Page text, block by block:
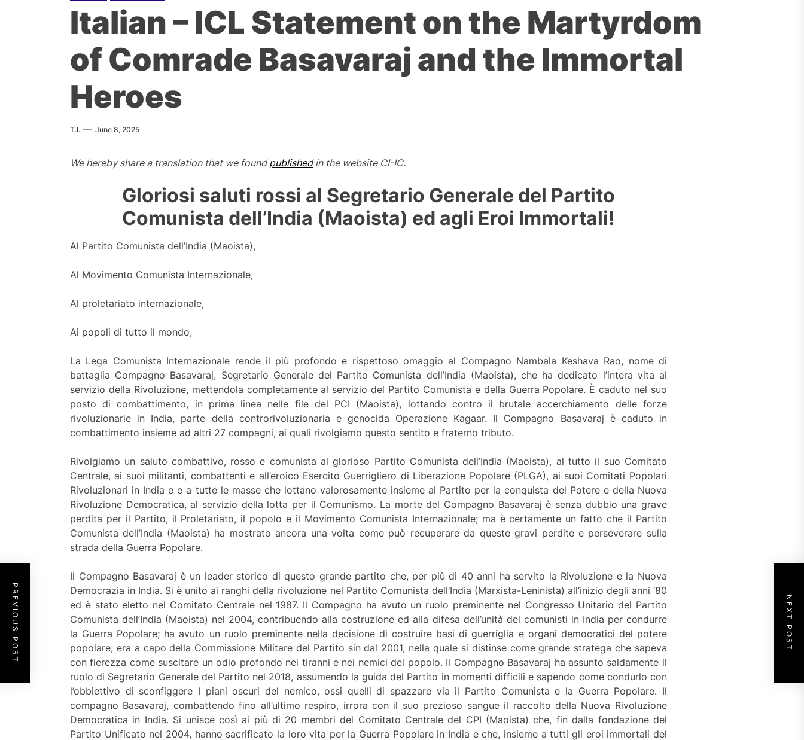
Italian – ICL Statement on the Martyrdom
of Comrade Basavaraj and the Immortal
Heroes
T.I. June 8, 2025
We hereby share a translation that we foundpublishedin the website CI-IC.
Gloriosi saluti rossi al Segretario Generale del Partito
Comunista dell’India (Maoista) ed agli Eroi Immortali!
Al Partito Comunista dell’India (Maoista),
Al Movimento Comunista Internazionale,
Al proletariato internazionale,
Ai popoli di tutto il mondo,
La Lega Comunista Internazionale rende il più profondo e rispettoso omaggio al Compagno Nambala Keshava Rao, nome di
battaglia Compagno Basavaraj, Segretario Generale del Partito Comunista dell’India (Maoista), che ha dedicato l’intera vita al
servizio della Rivoluzione, mettendola completamente al servizio del Partito Comunista e della Guerra Popolare. È caduto nel suo
posto di combattimento, in prima linea nelle file del PCI (Maoista), lottando contro il brutale accerchiamento delle forze
rivoluzionarie in India, parte della controrivoluzionaria e genocida Operazione Kagaar. Il Compagno Basavaraj è caduto in
combattimento insieme ad altri 27 compagni, ai quali rivolgiamo questo sentito e fraterno tributo.
Rivolgiamo un saluto combattivo, rosso e comunista al glorioso Partito Comunista dell’India (Maoista), al tutto il suo Comitato
Centrale, ai suoi militanti, combattenti e all’eroico Esercito Guerrigliero di Liberazione Popolare (PLGA), ai suoi Comitati Popolari
Rivoluzionari in India e e a tutte le masse che lottano valorosamente insieme al Partito per la conquista del Potere e della Nuova
Rivoluzione Democratica, al servizio della lotta per il Comunismo. La morte del Compagno Basavaraj è senza dubbio una grave
perdita per il Partito, il Proletariato, il popolo e il Movimento Comunista Internazionale; ma è certamente un fatto che il Partito
Comunista dell’India (Maoista) ha mostrato ancora una volta come può recuperare da queste gravi perdite e perseverare sulla
strada della Guerra Popolare.
Il Compagno Basavaraj è un leader storico di questo grande partito che, per più di 40 anni ha servito la Rivoluzione e la Nuova
Democrazia in India. Si è unito ai ranghi della rivoluzione nel Partito Comunista dell’India (Marxista-Leninista) all’inizio degli anni ‘80
ed è stato eletto nel Comitato Centrale nel 1987. Il Compagno ha avuto un ruolo preminente nel Congresso Unitario del Partito
Comunista dell’India (Maoista) nel 2004, contribuendo alla costruzione ed alla difesa dell’unità dei comunisti in India per condurre
la Guerra Popolare; ha avuto un ruolo preminente nella decisione di costruire basi di guerriglia e organi democratici del potere
popolare; era a capo della Commissione Militare del Partito sin dal 2001, nella quale si distinse come grande stratega che sapeva
con fierezza come suscitare un odio profondo nei tiranni e nei nemici del popolo. Il Compagno Basavaraj ha assunto saldamente il
ruolo di Segretario Generale del Partito nel 2018, assumendo la guida del Partito in momenti difficili e sapendo come condurlo con
l’obbiettivo di sconfiggere I piani oscuri del nemico, ossi quelli di spazzare via il Partito Comunista e la Guerra Popolare. Il
compagno Basavaraj, combattendo fino all’ultimo respiro, irrora con il suo prezioso sangue il raccolto della Nuova Rivoluzione
Democratica in India. Si unisce così ai più di 20 membri del Comitato Centrale del CPI (Maoista) che, fin dalla fondazione del
Partito Unificato nel 2004, hanno sacrificato la loro vita per la Guerra Popolare in India e che, insieme a tutti gli eroi immortali del
PREVIOUS POST NEXT POST